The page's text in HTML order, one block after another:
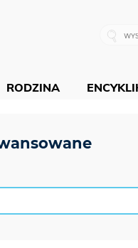
RODZINA